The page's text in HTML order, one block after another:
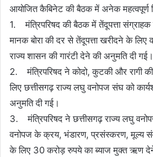
आयोजित कैबिनेट की बैठक में अनेक महत्वपूर्ण
1. मंत्रिपरिषद की बैठक में तेंदूपत्ता संग्राहक
मानक बोरा की दर से तेंदूपत्ता खरीदने के
राज्य शासन की गारंटी देने की अनुमति दी गई।
2. मंत्रिपरिषद ने कोदो, कुटकी और रागी
लिए छत्तीसगढ़ राज्य लघु वनोपज संघ को
अनुमति दी गई।
3. मंत्रिपरिषद ने छत्तीसगढ़ राज्य लघु
वनोपज के क्रय, भंडारण, प्रसंस्करण, मूल्य
के लिए 30 करोड़ रुपये का ब्याज मुक्त ऋण देने